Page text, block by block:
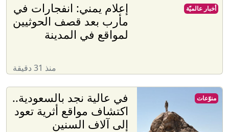
إعلام يمني: انفجارات في
مأرب بعد قصف الحوثيين
لمواقع في المدينة
منذ 31 دقيقة
أخبار عالميّة
في عالية نجد بالسعودية..
اكتشاف مواقع أثرية تعود
إلى آلاف السنين
منوّعات